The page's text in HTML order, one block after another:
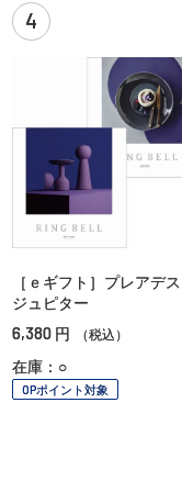
4
［ｅギフト］プレアデス
ジュピター
6,380 円 （税込）
在庫：○
OPポイント対象